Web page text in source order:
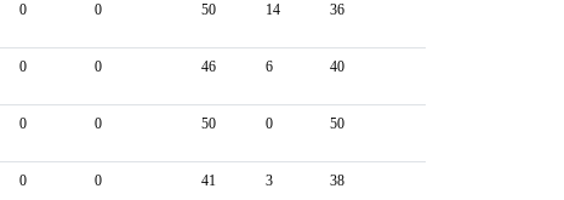
0 0 50 14 36
0 0 46 6 40
0 0 50 0 50
0 0 41 3 38